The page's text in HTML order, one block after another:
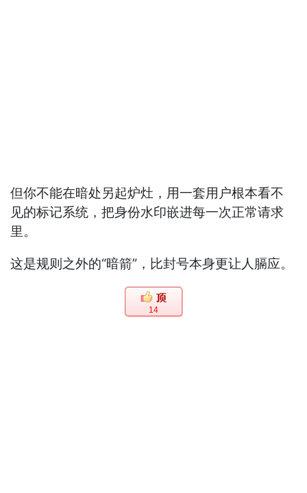
但你不能在暗处另起炉灶，用一套用户根本看不
见的标记系统，把身份水印嵌进每一次正常请求
里。
这是规则之外的“暗箭”，比封号本身更让人膈应。
14